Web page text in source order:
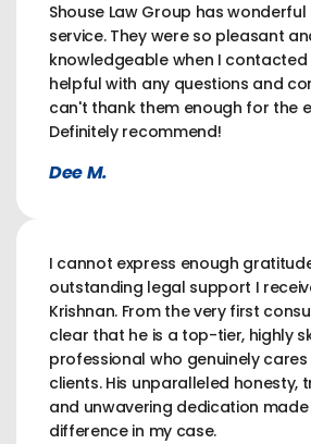
Shouse Law Group has
service. They were so pleasant
knowledgeable when I contacted
helpful with any questions and
can't thank them enough for the
Definitely recommend!
Dee M.
I cannot express enough
outstanding legal support I
Krishnan. From the very first
clear that he is a top-tier, highly
professional who genuinely
clients. His unparalleled honesty,
and unwavering dedication
difference in my case.